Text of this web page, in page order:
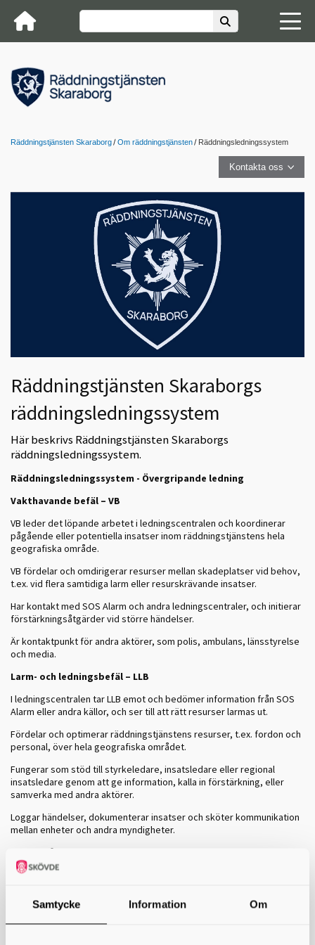
Samtycke Information Om
Räddningstjänsten Skaraborg Om räddningstjänsten Räddningsledningssystem
Kontakta oss
Räddningstjänsten Skaraborgs
räddningsledningssystem
Här beskrivs Räddningstjänsten Skaraborgs
räddningsledningssystem.
Räddningsledningssystem - Övergripande ledning
Vakthavande befäl – VB
VB leder det löpande arbetet i ledningscentralen och koordinerar
pågående eller potentiella insatser inom räddningstjänstens hela
geografiska område.
VB fördelar och omdirigerar resurser mellan skadeplatser vid behov,
t.ex. vid flera samtidiga larm eller resurskrävande insatser.
Har kontakt med SOS Alarm och andra ledningscentraler, och initierar
förstärkningsåtgärder vid större händelser.
Är kontaktpunkt för andra aktörer, som polis, ambulans, länsstyrelse
och media.
Larm- och ledningsbefäl – LLB
I ledningscentralen tar LLB emot och bedömer information från SOS
Alarm eller andra källor, och ser till att rätt resurser larmas ut.
Fördelar och optimerar räddningstjänstens resurser, t.ex. fordon och
personal, över hela geografiska området.
Fungerar som stöd till styrkeledare, insatsledare eller regional
insatsledare genom att ge information, kalla in förstärkning, eller
samverka med andra aktörer.
Loggar händelser, dokumenterar insatser och sköter kommunikation
mellan enheter och andra myndigheter.
Har koll på aktuella insatser, tillgänglighet hos stationer och
beredskap för nya larm.
VRC har det högsta ansvaret för den övergripande ledningen i
ledningscentralen.